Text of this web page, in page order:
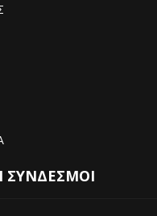
ΣΥΝΔΕΣΜΟΙ